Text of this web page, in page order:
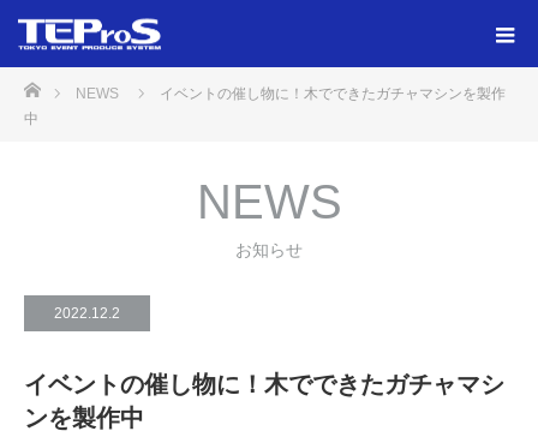
ホームNEWS
イベントの催し物に！木でできたガチャマシンを製作
中
NEWS
お知らせ
2022.12.2
イベントの催し物に！木でできたガチャマシ
ンを製作中